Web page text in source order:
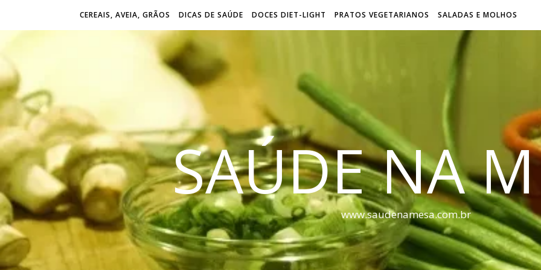
CEREAIS, AVEIA, GRÃOS DICAS DE SAÚDE DOCES DIET-LIGHT PRATOS VEGETARIANOS SALADAS E MOLHOS
SAÚDE NA
www.saudenamesa.com.br